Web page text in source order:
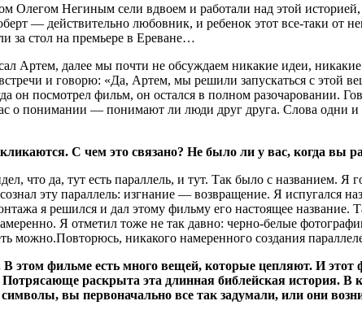
Олегом Негиным сели вдвоем и работали над этой
— действительно любовник, и ребенок этот все-таки от
за стол на премьере в Ереване…
Артем, далее мы почти не обсуждаем никакие идеи,
и говорю: «Да, Артем, мы решили запускаться с этой
он посмотрел фильм, он остался в полном разочаровании.
о понимании — понимают ли люди друг друга. Слова одни
С чем это связано? Не было ли у вас, когда вы
что да, тут есть параллель, и тут. Так было с названием.
эту параллель: изгнание — возвращение. Я испугался
я решился и дал этому фильму его настоящее
Я отметил тоже не так давно: черно-белые
можно.Повторюсь, никакого намеренного создания
фильме есть много вещей, которые цепляют. И этот
раскрыта эта длинная библейская история. В
вы первоначально все так задумали, или они